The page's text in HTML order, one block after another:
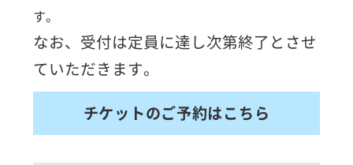
す。
なお、受付は定員に達し次第終了とさせ
ていただきます。
チケットのご予約はこちら